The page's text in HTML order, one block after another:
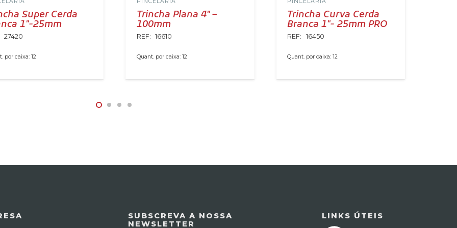
Super Cerda
1″-25mm
27420
por caixa: 12
PINCELARIA
Trincha Plana 4″ –
100mm
REF: 16610
Quant. por caixa: 12
PINCELARIA
Trincha Curva Cerda
Branca 1″- 25mm PRO
REF: 16450
Quant. por caixa:12
SUBSCREVA A NOSSA
NEWSLETTER
LINKS ÚTEIS